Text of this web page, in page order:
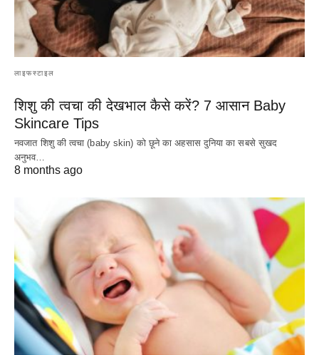
लाइफस्टाइल
शिशु की त्वचा की देखभाल कैसे करें? 7 आसान Baby
Skincare Tips
नवजात शिशु की त्वचा (baby skin) को छूने का अहसास दुनिया का सबसे सुखद
अनुभव…
8 months ago